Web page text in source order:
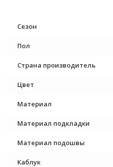
Сезон
Пол
Страна производитель
Цвет
Материал
Материал подкладки
Материал подошвы
Каблук